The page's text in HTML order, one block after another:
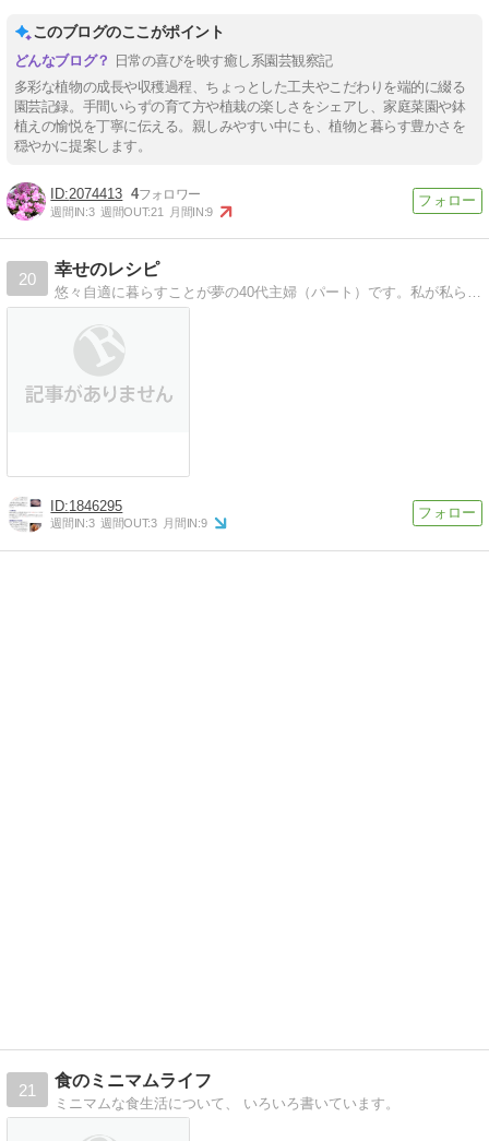
このブログのここがポイント
日常の喜びを映す癒し系園芸観察記
多彩な植物の成長や収穫過程、ちょっとした工夫やこだわりを端的に綴る
園芸記録。手間いらずの育て方や植栽の楽しさをシェアし、家庭菜園や鉢
植えの愉悦を丁寧に伝える。親しみやすい中にも、植物と暮らす豊かさを
穏やかに提案します。
2074413 4
週間IN:3 週間OUT:21 月間IN:9
20
幸せのレシピ
1846295
週間IN:3 週間OUT:3 月間IN:9
21
食のミニマムライフ
ミニマムな食生活について、 いろいろ書いています。